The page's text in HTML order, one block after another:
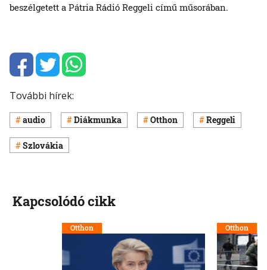
beszélgetett a Pátria Rádió Reggeli című műsorában.
További hírek:
audio Diákmunka Otthon Reggeli
Szlovákia
Kapcsolódó cikk
Otthon Otthon